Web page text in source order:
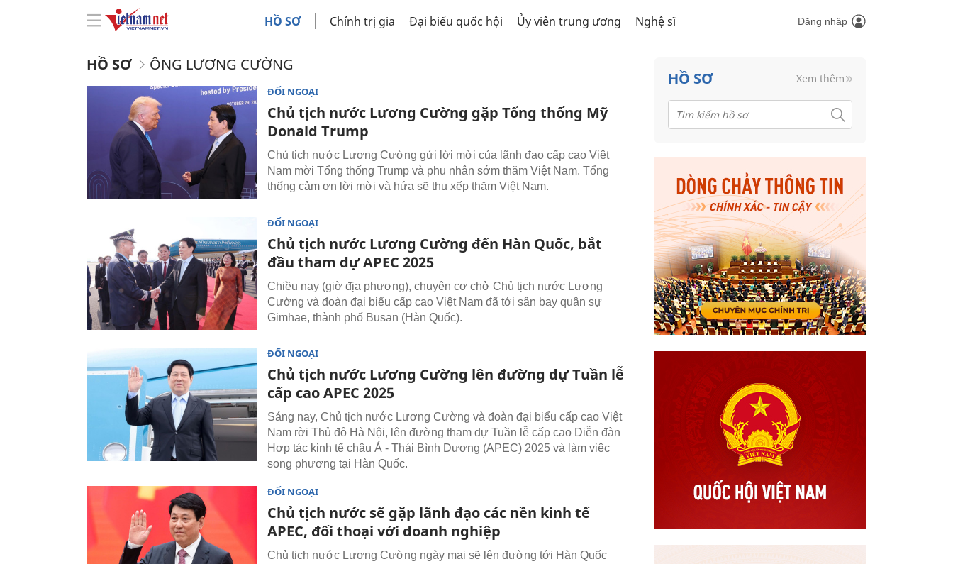
HỒ SƠ Chính trị gia Đại biểu quốc hội Ủy viên trung ương Nghệ sĩ Đăng nhập
HỒ SƠ ÔNG LƯƠNG CƯỜNG
ĐỐI NGOẠI
Chủ tịch nước Lương Cường gặp Tổng thống Mỹ
Donald Trump
Chủ tịch nước Lương Cường gửi lời mời của lãnh đạo cấp cao Việt
Nam mời Tổng thống Trump và phu nhân sớm thăm Việt Nam. Tổng
thống cảm ơn lời mời và hứa sẽ thu xếp thăm Việt Nam.
ĐỐI NGOẠI
Chủ tịch nước Lương Cường đến Hàn Quốc, bắt
đầu tham dự APEC 2025
Chiều nay (giờ địa phương), chuyên cơ chở Chủ tịch nước Lương
Cường và đoàn đại biểu cấp cao Việt Nam đã tới sân bay quân sự
Gimhae, thành phố Busan (Hàn Quốc).
ĐỐI NGOẠI
Chủ tịch nước Lương Cường lên đường dự Tuần lễ
cấp cao APEC 2025
Sáng nay, Chủ tịch nước Lương Cường và đoàn đại biểu cấp cao Việt
Nam rời Thủ đô Hà Nội, lên đường tham dự Tuần lễ cấp cao Diễn đàn
Hợp tác kinh tế châu Á - Thái Bình Dương (APEC) 2025 và làm việc
song phương tại Hàn Quốc.
ĐỐI NGOẠI
Chủ tịch nước sẽ gặp lãnh đạo các nền kinh tế
APEC, đối thoại với doanh nghiệp
Chủ tịch nước Lương Cường ngày mai sẽ lên đường tới Hàn Quốc
HỒ SƠ Xem thêm